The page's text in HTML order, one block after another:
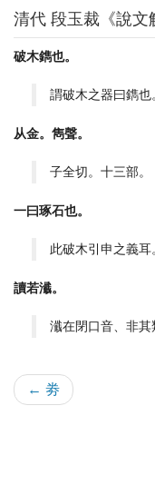
清代 段玉裁《說文
破木鐫也。
謂破木之器曰鐫也
从金。雋聲。
子全切。十三部。
一曰琢石也。
此破木引申之義耳
讀若瀸。
瀸在閉口音、非其
← 劵